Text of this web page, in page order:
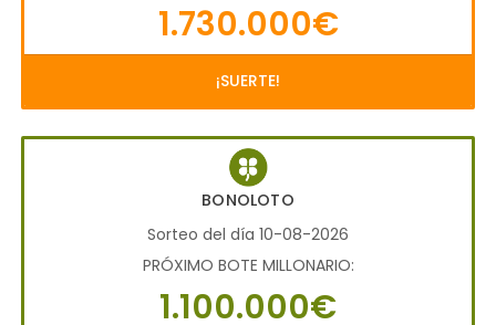
1.730.000€
¡SUERTE!
BONOLOTO
Sorteo del día 10-08-2026
PRÓXIMO BOTE MILLONARIO:
1.100.000€